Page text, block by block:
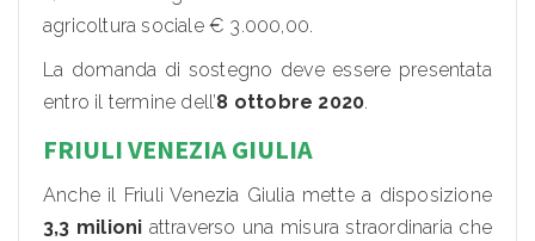
agricoltura sociale € 3.000,00.
La domanda di sostegno deve essere presentata
entro il termine dell’8 ottobre 2020.
FRIULI VENEZIA GIULIA
Anche il Friuli Venezia Giulia mette a disposizione
3,3 milioni attraverso una misura straordinaria che